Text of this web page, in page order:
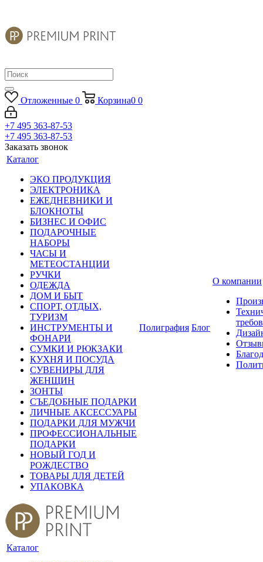
Отложенные 0 Корзина0 0
+7 495 363-87-53
+7 495 363-87-53
Заказать звонок
Каталог
ЭКО ПРОДУКЦИЯ
ЭЛЕКТРОНИКА
ЕЖЕДНЕВНИКИ И
БЛОКНОТЫ
БИЗНЕС И ОФИС
ПОДАРОЧНЫЕ
НАБОРЫ
ЧАСЫ И
МЕТЕОСТАНЦИИ
РУЧКИ
ОДЕЖДА
ДОМ И БЫТ
СПОРТ, ОТДЫХ,
ТУРИЗМ
ИНСТРУМЕНТЫ И
ФОНАРИ
СУМКИ И РЮКЗАКИ
КУХНЯ И ПОСУДА
СУВЕНИРЫ ДЛЯ
ЖЕНЩИН
ЗОНТЫ
СЪЕДОБНЫЕ ПОДАРКИ
ЛИЧНЫЕ АКСЕССУАРЫ
ПОДАРКИ ДЛЯ МУЖЧИ
ПРОФЕССИОНАЛЬНЫЕ
ПОДАРКИ
НОВЫЙ ГОД И
РОЖДЕСТВО
ТОВАРЫ ДЛЯ ДЕТЕЙ
УПАКОВКА
Полиграфия Блог
О компании
Каталог